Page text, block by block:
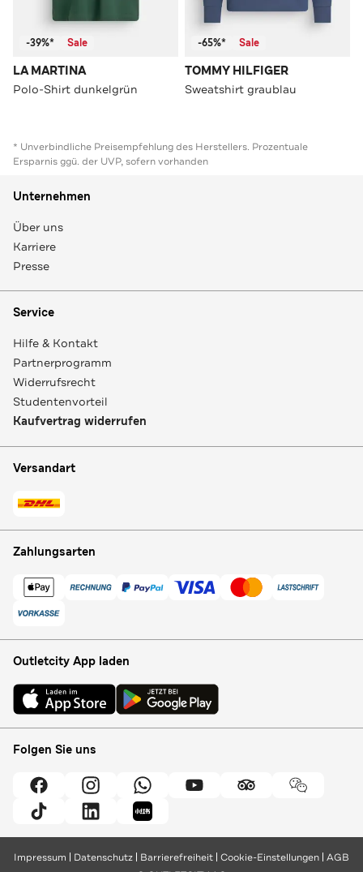
-39%* Sale
LA MARTINA
Polo-Shirt dunkelgrün
-65%* Sale
TOMMY HILFIGER
Sweatshirt graublau
* Unverbindliche Preisempfehlung des Herstellers. Prozentuale
Ersparnis ggü. der UVP, sofern vorhanden
Unternehmen
Über uns
Karriere
Presse
Service
Hilfe & Kontakt
Partnerprogramm
Widerrufsrecht
Studentenvorteil
Kaufvertrag widerrufen
Versandart
Zahlungsarten
Outletcity App laden
Folgen Sie uns
Impressum Datenschutz Barrierefreiheit Cookie-Einstellungen AGB